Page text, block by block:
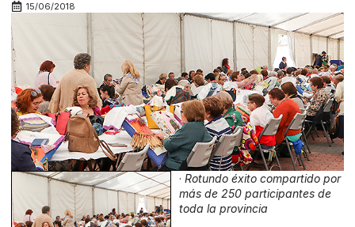
15/06/2018
· Rotundo éxito compartido por
más de 250 participantes de
toda la provincia